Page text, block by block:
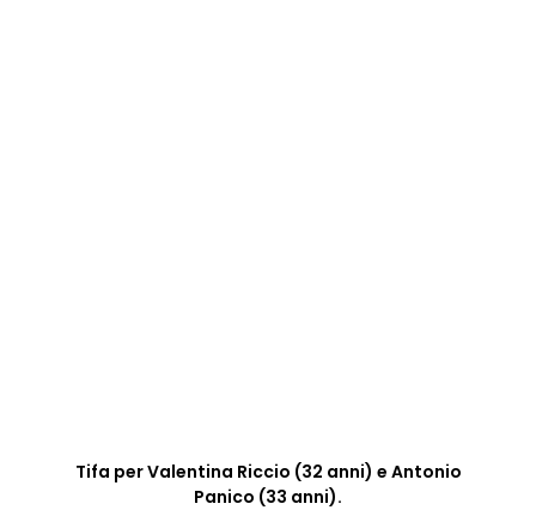
Tifa per Valentina Riccio (32 anni) e Antonio
Panico (33 anni).